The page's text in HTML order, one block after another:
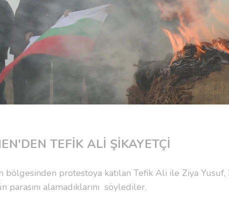
TEFİK ALİ ŞİKAYETÇİ
bölgesinden protestoya katılan Tefik Ali ile Ziya Yusuf,
parasını alamadıklarını söylediler.